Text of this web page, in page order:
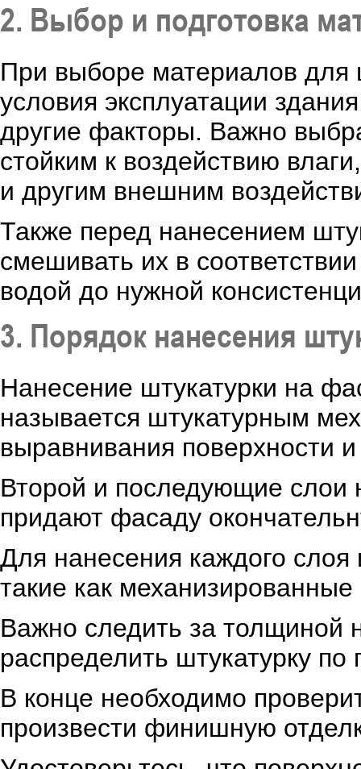
2. Выбор и подготовка
При выборе материалов для
условия эксплуатации
другие факторы. Важно
стойким к воздействию
и другим внешним
Также перед нанесением
смешивать их в
водой до нужной
3. Порядок нанесения
Нанесение штукатурки на
называется штукатурным
выравнивания поверхности
Второй и последующие слои
придают фасаду
Для нанесения каждого
такие как
Важно следить за толщиной
распределить штукатурку по
В конце необходимо
произвести финишную